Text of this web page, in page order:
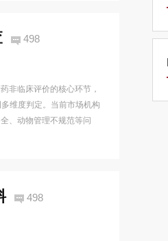
498
非临床评价的核心环节，
维度判定。当前市场机构
、动物管理不规范等问
498